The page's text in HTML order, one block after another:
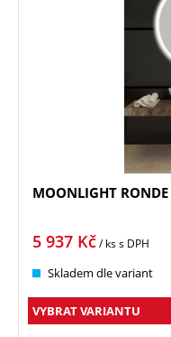
MOONLIGHT RONDE
5 937 Kč/ kss DPH
Skladem dle variant
VYBRAT VARIANTU